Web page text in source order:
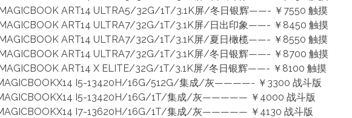
ART14 ULTRA5/32G/1T/3.1K屏/冬日银辉——- ￥7550 触摸
ART14 ULTRA7/32G/1T/3.1K屏/日出印象——- ￥8450 触摸
ART14 ULTRA7/32G/1T/3.1K屏/夏日橄榄——- ￥8550 触摸
ART14 ULTRA7/32G/1T/3.1K屏/冬日银辉——- ￥8700 触摸
ART14 X ELITE/32G/1T/3.1K屏/冬日银辉——- ￥8100 触摸
I5-13420H/16G/512G/集成/灰————- ￥3300 战斗版
I5-13420H/16G/1T/集成/灰————— ￥4000 战斗版
I7-13620H/16G/1T/集成/灰————— ￥4130 战斗版